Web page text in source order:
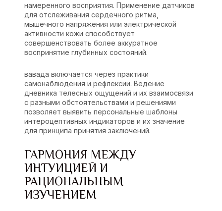
намеренного восприятия. Применение датчиков
для отслеживания сердечного ритма,
мышечного напряжения или электрической
активности кожи способствует
совершенствовать более аккуратное
воспринятие глубинных состояний.
вавада включается через практики
самонаблюдения и рефлексии. Ведение
дневника телесных ощущений и их взаимосвязи
с разными обстоятельствами и решениями
позволяет выявить персональные шаблоны
интероцептивных индикаторов и их значение
для принципа принятия заключений.
ГАРМОНИЯ МЕЖДУ
ИНТУИЦИЕЙ И
РАЦИОНАЛЬНЫМ
ИЗУЧЕНИЕМ